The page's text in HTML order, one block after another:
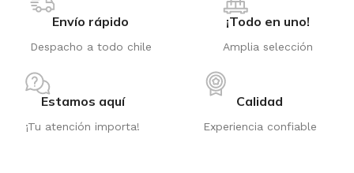
Envío rápido
Despacho a todo chile
¡Todo en uno!
Amplia selección
Estamos aquí
¡Tu atención importa!
Calidad
Experiencia confiable